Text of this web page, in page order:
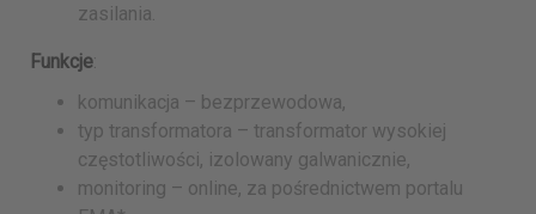
zasilania.
Funkcje:
komunikacja – bezprzewodowa,
typ transformatora – transformator wysokiej
częstotliwości, izolowany galwanicznie,
monitoring – online, za pośrednictwem portalu